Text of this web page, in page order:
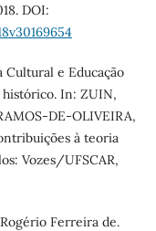
DOI:
e Educação
histórico. In: ZUIN,
DE-OLIVEIRA,
à teoria
Vozes/UFSCAR,
Ferreira de.